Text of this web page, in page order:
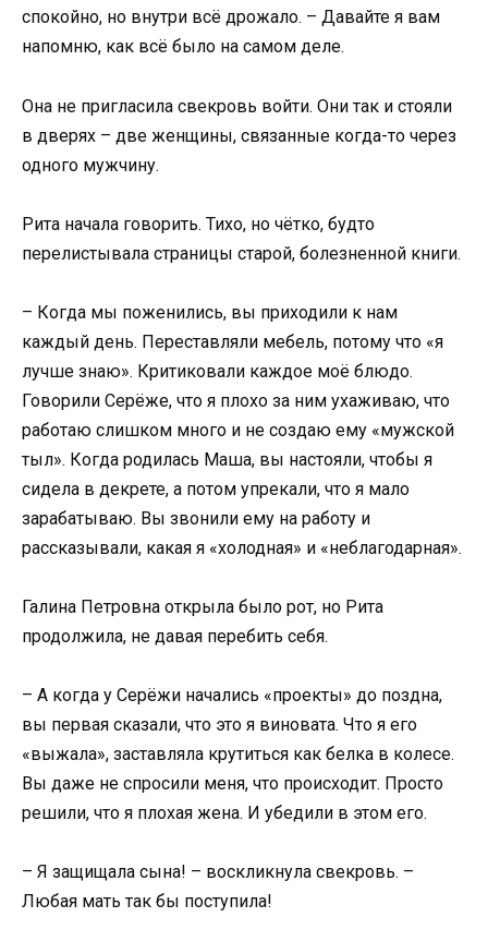
спокойно, но внутри всё дрожало. – Давайте я вам
напомню, как всё было на самом деле.
Она не пригласила свекровь войти. Они так и стояли
в дверях – две женщины, связанные когда-то через
одного мужчину.
Рита начала говорить. Тихо, но чётко, будто
перелистывала страницы старой, болезненной книги.
– Когда мы поженились, вы приходили к нам
каждый день. Переставляли мебель, потому что «я
лучше знаю». Критиковали каждое моё блюдо.
Говорили Серёже, что я плохо за ним ухаживаю, что
работаю слишком много и не создаю ему «мужской
тыл». Когда родилась Маша, вы настояли, чтобы я
сидела в декрете, а потом упрекали, что я мало
зарабатываю. Вы звонили ему на работу и
рассказывали, какая я «холодная» и «неблагодарная».
Галина Петровна открыла было рот, но Рита
продолжила, не давая перебить себя.
– А когда у Серёжи начались «проекты» до поздна,
вы первая сказали, что это я виновата. Что я его
«выжала», заставляла крутиться как белка в колесе.
Вы даже не спросили меня, что происходит. Просто
решили, что я плохая жена. И убедили в этом его.
– Я защищала сына! – воскликнула свекровь. –
Любая мать так бы поступила!